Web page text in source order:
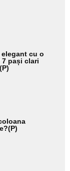
cu o
7 pași clari